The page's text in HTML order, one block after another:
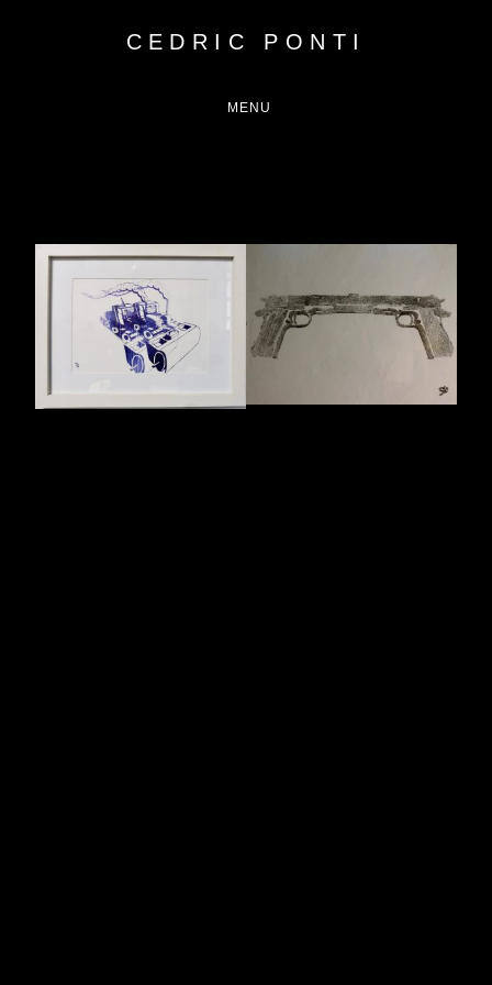
CEDRIC PONTI
MENU